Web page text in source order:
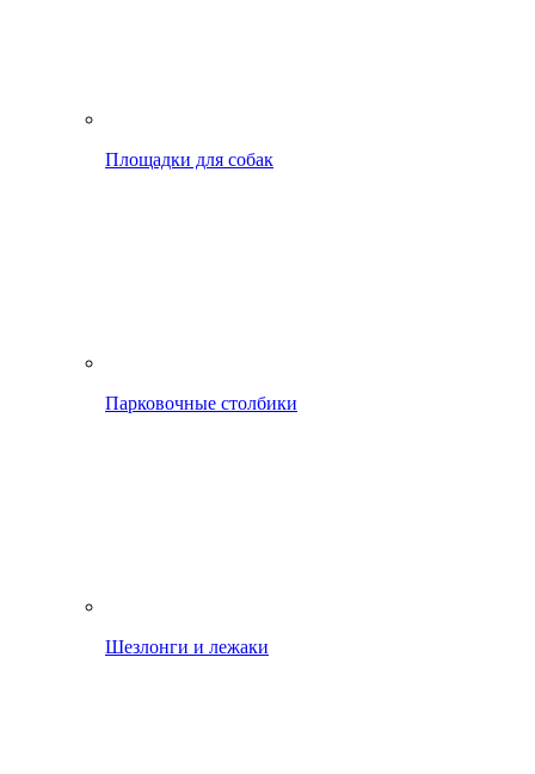
Площадки для собак
Парковочные столбики
Шезлонги и лежаки